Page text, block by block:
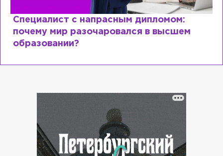
Специалист с напрасным дипломом:
почему мир разочаровался в высшем
образовании?